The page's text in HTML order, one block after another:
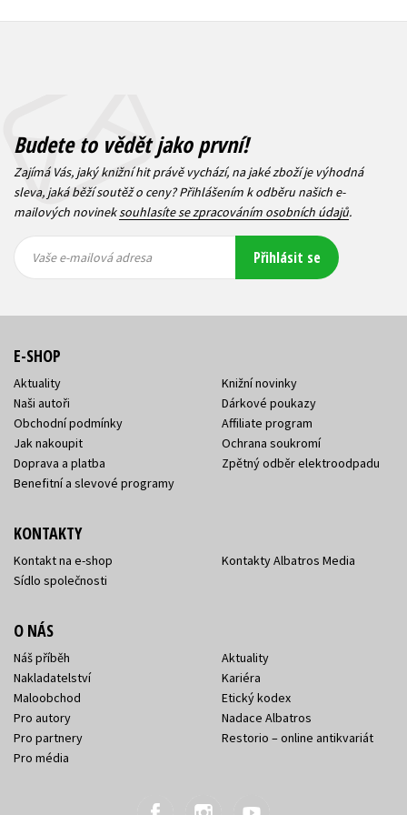
Budete to vědět jako první!
Zajímá Vás, jaký knižní hit právě vychází, na jaké zboží je výhodná
sleva, jaká běží soutěž o ceny? Přihlášením k odběru našich e-
mailových novineksouhlasíte se zpracováním osobních údajů.
mailová
mailová
Vaše e-mailová adresa Přihlásit se
E-SHOP
Aktuality
Naši autoři
Obchodní podmínky
Jak nakoupit
Doprava a platba
Benefitní a slevové programy
Knižní novinky
Dárkové poukazy
Affiliate program
Ochrana soukromí
Zpětný odběr elektroodpadu
KONTAKTY
Kontakt na e-shop
Sídlo společnosti
Kontakty Albatros Media
O NÁS
Náš příběh
Nakladatelství
Maloobchod
Pro autory
Pro partnery
Pro média
Aktuality
Kariéra
Etický kodex
Nadace Albatros
Restorio – online antikvariát